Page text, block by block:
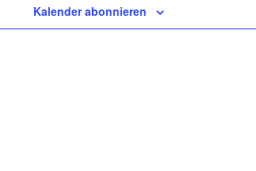
Kalender abonnieren